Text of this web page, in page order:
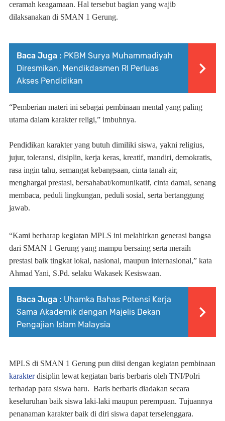
ceramah keagamaan. Hal tersebut bagian yang wajib
dilaksanakan di SMAN 1 Gerung.
Baca Juga : PKBM Surya Muhammadiyah
Diresmikan, Mendikdasmen RI Perluas
Akses Pendidikan
“Pemberian materi ini sebagai pembinaan mental yang paling
utama dalam karakter religi,” imbuhnya.
Pendidikan karakter yang butuh dimiliki siswa, yakni religius,
jujur, toleransi, disiplin, kerja keras, kreatif, mandiri, demokratis,
rasa ingin tahu, semangat kebangsaan, cinta tanah air,
menghargai prestasi, bersahabat/komunikatif, cinta damai, senang
membaca, peduli lingkungan, peduli sosial, serta bertanggung
jawab.
“Kami berharap kegiatan MPLS ini melahirkan generasi bangsa
dari SMAN 1 Gerung yang mampu bersaing serta meraih
prestasi baik tingkat lokal, nasional, maupun internasional,” kata
Ahmad Yani, S.Pd. selaku Wakasek Kesiswaan.
Baca Juga : Uhamka Bahas Potensi Kerja
Sama Akademik dengan Majelis Dekan
Pengajian Islam Malaysia
MPLS di SMAN 1 Gerung pun diisi dengan kegiatan pembinaan
karakterdisiplin lewat kegiatan baris berbaris oleh TNI/Polri
terhadap para siswa baru. Baris berbaris diadakan secara
keseluruhan baik siswa laki-laki maupun perempuan. Tujuannya
penanaman karakter baik di diri siswa dapat terselenggara.